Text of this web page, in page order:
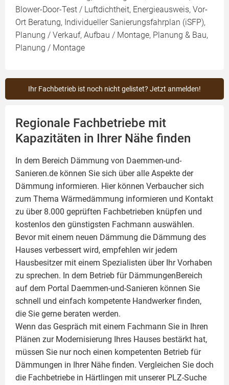
Blower-Door-Test / Luftdichtheit, Energieausweis, Vor-
Ort Beratung, Individueller Sanierungsfahrplan (iSFP),
Planung / Verkauf, Aufbau / Montage, Planung & Bau,
Planung / Montage
Ihr Fachbetrieb ist noch nicht gelistet? Jetzt anmelden!
Regionale Fachbetriebe mit
Kapazitäten in Ihrer Nähe finden
In dem Bereich Dämmung von Daemmen-und-
Sanieren.de können Sie sich über alle Aspekte der
Dämmung informieren. Hier können Verbaucher sich
zum Thema Wärmedämmung informieren und Kontakt
zu über 8.000 geprüften Fachbetrieben knüpfen und
kostenlos den günstigsten Fachmann auswählen.
Bevor mit einem neuen Dämmung die Dämmung des
Hauses verbessert wird, empfehlen wir jedem
Hausbesitzer mit einem Spezialisten über Ihr Vorhaben
zu sprechen. In dem Betrieb für DämmungenBereich
auf dem Portal Daemmen-und-Sanieren können Sie
schnell und einfach kompetente Handwerker finden,
die Sie gerne beraten werden.
Wenn das Gespräch mit einem Fachmann Sie in Ihren
Plänen zur Modernisierung Ihres Hauses bestärkt hat,
müssen Sie nur noch einen kompetenten Betrieb für
Dämmungen in Ihrer Nähe finden. Vergleichen Sie doch
die Fachbetriebe in Härtlingen mit unserer PLZ-Suche